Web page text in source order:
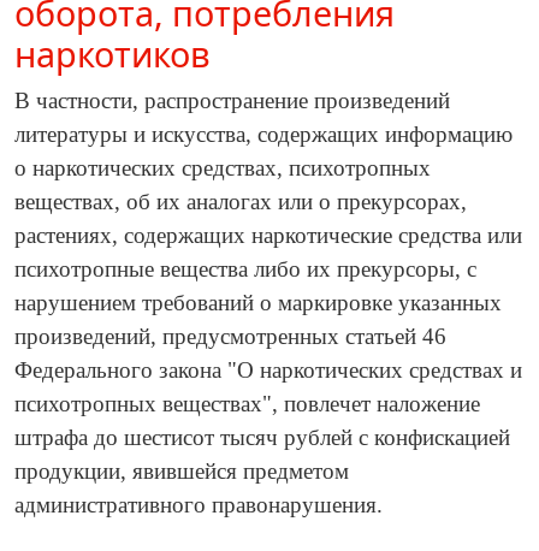
оборота, потребления
наркотиков
В частности, распространение произведений
литературы и искусства, содержащих информацию
о наркотических средствах, психотропных
веществах, об их аналогах или о прекурсорах,
растениях, содержащих наркотические средства или
психотропные вещества либо их прекурсоры, с
нарушением требований о маркировке указанных
произведений, предусмотренных статьей 46
Федерального закона "О наркотических средствах и
психотропных веществах", повлечет наложение
штрафа до шестисот тысяч рублей с конфискацией
продукции, явившейся предметом
административного правонарушения.